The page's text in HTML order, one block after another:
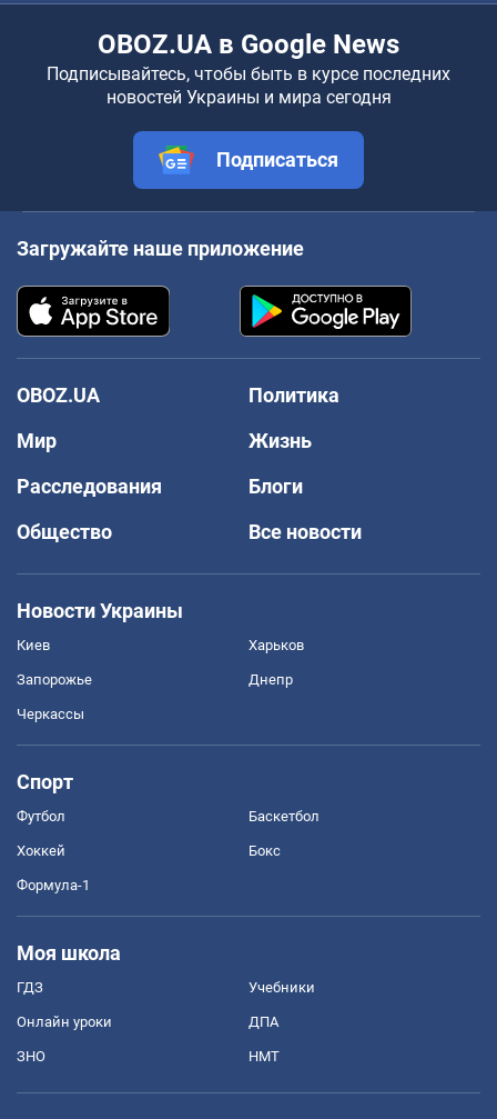
OBOZ.UA в Google News
Подписывайтесь, чтобы быть в курсе последних
новостей Украины и мира сегодня
Подписаться
Загружайте наше приложение
OBOZ.UA
Политика
Мир
Жизнь
Расследования
Блоги
Общество
Все новости
Новости Украины
Киев Харьков
Запорожье Днепр
Черкассы
Спорт
Футбол Баскетбол
Хоккей Бокс
Формула-1
Моя школа
ГДЗ Учебники
Онлайн уроки ДПА
ЗНО НМТ